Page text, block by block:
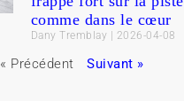
comme dans le cœur
Dany Tremblay 2026-04-08
« Précédent Suivant »